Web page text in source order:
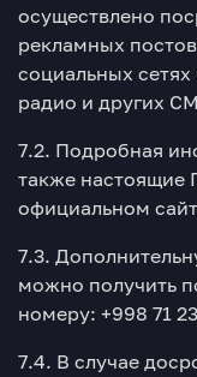
осуществлено
рекламных
социальных
радио и других
7.2. Подробная
также настоящие
официальном
7.3.
можно получить
номеру: +998 71
7.4. В случае